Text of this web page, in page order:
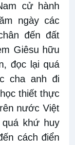
cử hành
ngày các
đến đất
Giêsu hữu
đọc lại quá
cha anh đi
thiết thực
nước Việt
khứ huy
cách điển